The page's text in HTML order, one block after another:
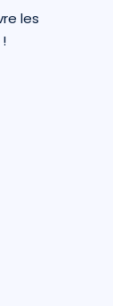
les